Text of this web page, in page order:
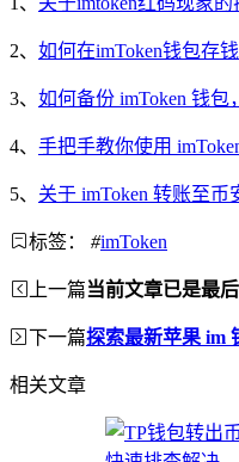
2、 如何在imToken钱包存钱
3、 如何备份 imToken 钱
4、 手把手教你使用
5、 关于 imToken 转账至
标签： #imToken
上一篇当前文章已是最
下一篇探索最新苹果 im
相关文章